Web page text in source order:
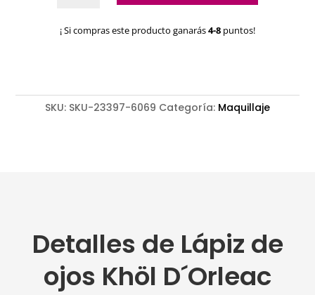
Khöl
¡ Si compras este producto ganarás4-8 puntos!
SKU: SKU-23397-6069 Categoría: Maquillaje
Detalles de Lápiz de
ojos Khöl D´Orleac